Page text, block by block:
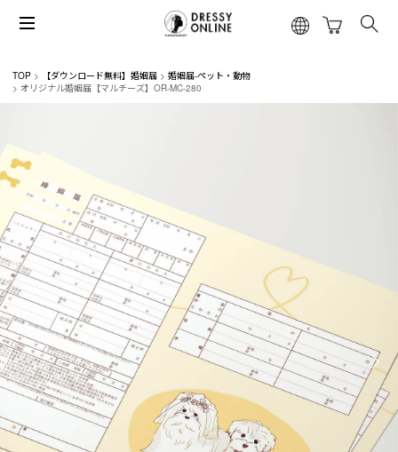
TOP 【ダウンロード無料】婚姻届
婚姻届-ペット・動物
オリジナル婚姻届【マルチーズ】OR-MC-280